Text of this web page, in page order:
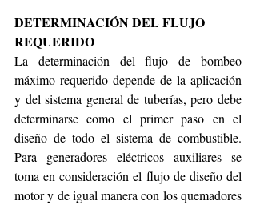
DETERMINACIÓN DEL FLUJO
REQUERIDO
La determinación del flujo de bombeo
máximo requerido depende de la aplicación
y del sistema general de tuberías, pero debe
determinarse como el primer paso en el
diseño de todo el sistema de combustible.
Para generadores eléctricos auxiliares se
toma en consideración el flujo de diseño del
motor y de igual manera con los quemadores